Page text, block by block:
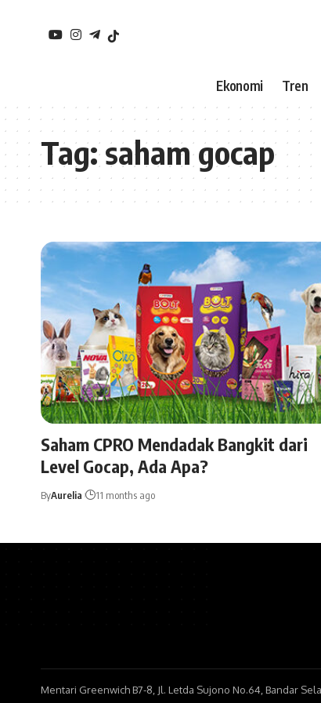
Ekonomi Tren
Tag:saham gocap
Saham CPRO Mendadak Bangkit dari
Level Gocap, Ada Apa?
ByAurelia 11 months ago
Mentari Greenwich B7-8, Jl. Letda Sujono No.64, Bandar